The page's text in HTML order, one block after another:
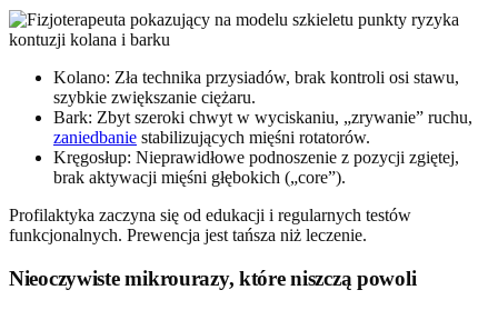
Kolano: Zła technika przysiadów, brak kontroli osi stawu,
szybkie zwiększanie ciężaru.
Bark: Zbyt szeroki chwyt w wyciskaniu, „zrywanie” ruchu,
zaniedbanie stabilizujących mięśni rotatorów.
Kręgosłup: Nieprawidłowe podnoszenie z pozycji zgiętej,
brak aktywacji mięśni głębokich („core”).
Profilaktyka zaczyna się od edukacji i regularnych testów
funkcjonalnych. Prewencja jest tańsza niż leczenie.
Nieoczywiste mikrourazy, które niszczą powoli